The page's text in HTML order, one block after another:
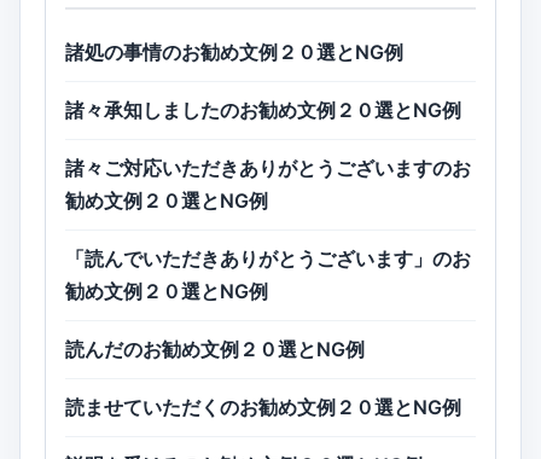
諸処の事情のお勧め文例２０選とNG例
諸々承知しましたのお勧め文例２０選とNG例
諸々ご対応いただきありがとうございますのお
勧め文例２０選とNG例
「読んでいただきありがとうございます」のお
勧め文例２０選とNG例
読んだのお勧め文例２０選とNG例
読ませていただくのお勧め文例２０選とNG例